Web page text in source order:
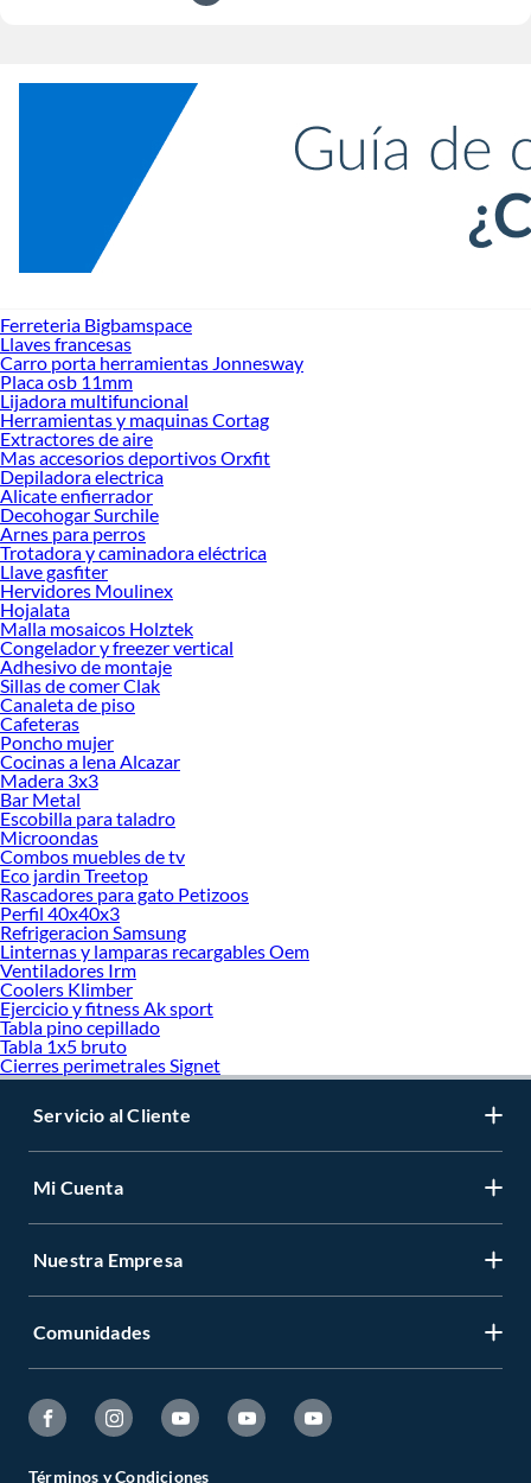
Ferreteria Bigbamspace
Llaves francesas
Carro porta herramientas Jonnesway
Placa osb 11mm
Lijadora multifuncional
Herramientas y maquinas Cortag
Extractores de aire
Mas accesorios deportivos Orxfit
Depiladora electrica
Alicate enfierrador
Decohogar Surchile
Arnes para perros
Trotadora y caminadora eléctrica
Llave gasfiter
Hervidores Moulinex
Hojalata
Malla mosaicos Holztek
Congelador y freezer vertical
Adhesivo de montaje
Sillas de comer Clak
Canaleta de piso
Cafeteras
Poncho mujer
Cocinas a lena Alcazar
Madera 3x3
Bar Metal
Escobilla para taladro
Microondas
Combos muebles de tv
Eco jardin Treetop
Rascadores para gato Petizoos
Perfil 40x40x3
Refrigeracion Samsung
Linternas y lamparas recargables Oem
Ventiladores Irm
Coolers Klimber
Ejercicio y fitness Ak sport
Tabla pino cepillado
Tabla 1x5 bruto
Cierres perimetrales Signet
Servicio al Cliente
Mi Cuenta
Nuestra Empresa
Comunidades
Términos y Condiciones